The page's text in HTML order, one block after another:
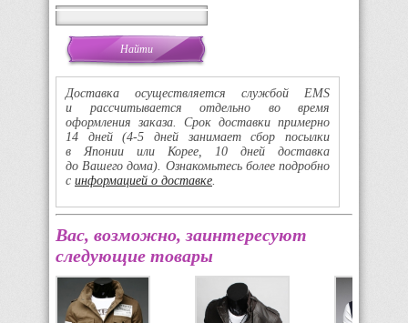
Доставка осуществляется службой EMS
и рассчитывается отдельно во время
оформления заказа. Срок доставки примерно
14 дней(4-5 дней занимает сбор посылки
в Японии или Корее, 10 дней доставка
до Вашего дома). Ознакомьтесь более подробно
с информацией о доставке
Вас, возможно, заинтересуют
следующие товары